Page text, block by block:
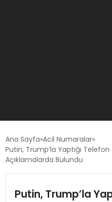
GÜNCEL
OYUN HABERLERI
EKONOMI
Ana Sayfa Acil Numaralar
Putin, Trump’la Yaptığı
Açıklamalarda Bulundu
Putin, Trump’la